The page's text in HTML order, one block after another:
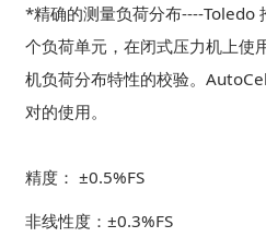
*精确的测量负荷分布----Toledo
个负荷单元，在闭式压力机上使
机负荷分布特性的校验。
对的使用。
精度： ±0.5%FS 特
非线性度：±0.3%FS